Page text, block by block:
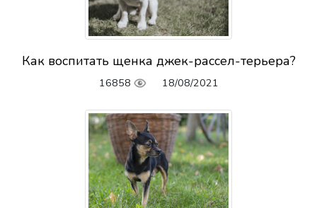
Как воспитать щенка джек-рассел-терьера?
16858 18/08/2021